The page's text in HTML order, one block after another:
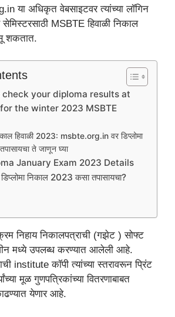
या अधिकृत वेबसाइटवर त्यांच्या लॉगिन
MSBTE हिवाळी निकाल
शकतात.
check your diploma results at
the winter 2023 MSBTE
हिवाळी 2023: msbte.org.in वर डिप्लोमा
ते जाणून घ्या
January Exam 2023 Details
निकाल 2023 कसा तपासायचा?
निहाय निकालपत्राची (गझेट ) सोफ्ट
मध्ये उपलब्ध करण्यात आलेली आहे.
institute कॉपी त्यांच्या स्तरावरून प्रिंट
मूळ गुणपत्रिकांच्या वितरणाबाबत
येणार आहे.